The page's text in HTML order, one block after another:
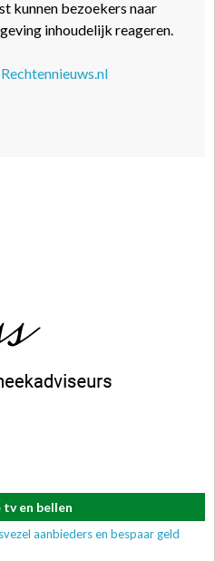
kunnen bezoekers naar
inhoudelijk reageren.
en bellen
aanbieders en bespaar geld